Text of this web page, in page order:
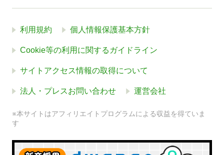
利用規約 個人情報保護基本方針
Cookie等の利用に関するガイドライン
サイトアクセス情報の取得について
法人・プレスお問い合わせ 運営会社
※本サイトはアフィリエイトプログラムによる収益を得ていま
す